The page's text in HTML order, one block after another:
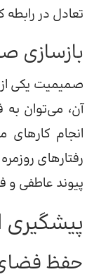
تعادل در
بازسازی
صمیمیت یکی از
آن، می‌توان به
انجام کارهای
رفتارهای
پیوند عاطفی و
پیشگیری
حفظ